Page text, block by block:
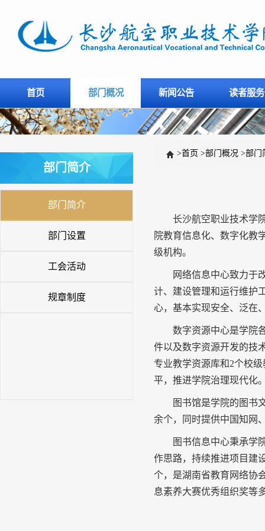
首页 部门概况 新闻公告 读者服务
>首页 >部门概况 >部门
长沙航空职业技术学
院教育信息化、数字化教
级机构。
网络信息中心致力于
计、建设管理和运行维护
心，基本实现安全、泛在
数字资源中心是学院
件以及数字资源开发的技
专业教学资源库和2个校级
平，推进学院治理现代化
图书馆是学院的图书
余个，同时提供中国知网
图书信息中心秉承学
作思路，持续推进项目建
个，是湖南省教育网络协
息素养大赛优秀组织奖等
部门简介
部门简介
部门设置
工会活动
规章制度